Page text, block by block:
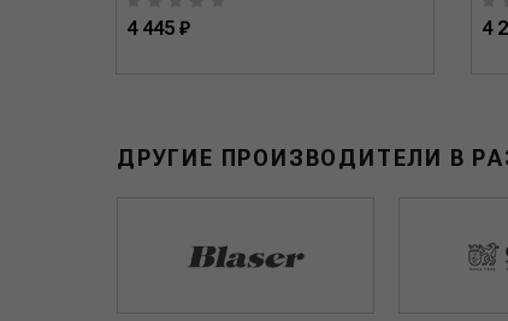
4 445 ₽ 4
ДРУГИЕ ПРОИЗВОДИТЕЛИ В